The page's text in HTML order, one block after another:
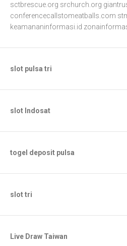
sctbrescue.org srchurch.org
conferencecallstomeatballs.com
keamananinformasi.id
slot pulsa tri
slot Indosat
togel deposit pulsa
slot tri
Live Draw Taiwan